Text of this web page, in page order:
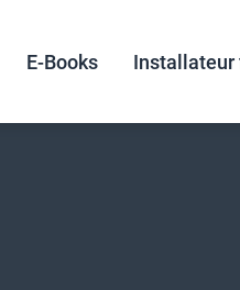
E-Books Installateur